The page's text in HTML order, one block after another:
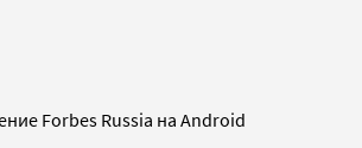
Forbes Russia на Android